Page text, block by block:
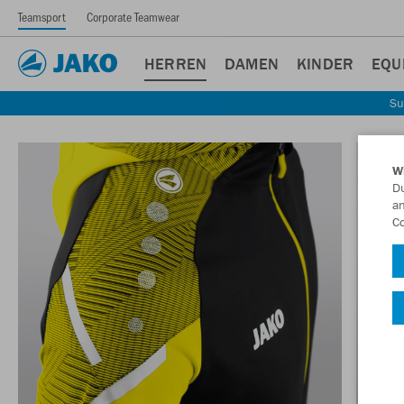
Teamsport Corporate Teamwear
HERREN DAMEN KINDER